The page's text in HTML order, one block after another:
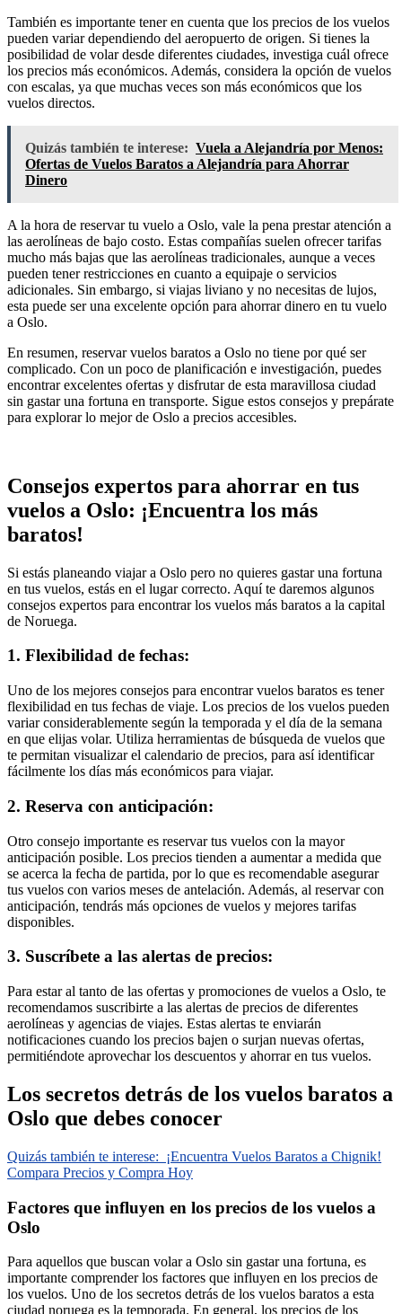
También es importante tener en cuenta que los precios de los vuelos
pueden variar dependiendo del aeropuerto de origen. Si tienes la
posibilidad de volar desde diferentes ciudades, investiga cuál ofrece
los precios más económicos. Además, considera la opción de vuelos
con escalas, ya que muchas veces son más económicos que los
vuelos directos.
Quizás también te interese: Vuela a Alejandría por Menos:
Ofertas de Vuelos Baratos a Alejandría para Ahorrar
Dinero
A la hora de reservar tu vuelo a Oslo, vale la pena prestar atención a
las aerolíneas de bajo costo. Estas compañías suelen ofrecer tarifas
mucho más bajas que las aerolíneas tradicionales, aunque a veces
pueden tener restricciones en cuanto a equipaje o servicios
adicionales. Sin embargo, si viajas liviano y no necesitas de lujos,
esta puede ser una excelente opción para ahorrar dinero en tu vuelo
a Oslo.
En resumen, reservar vuelos baratos a Oslo no tiene por qué ser
complicado. Con un poco de planificación e investigación, puedes
encontrar excelentes ofertas y disfrutar de esta maravillosa ciudad
sin gastar una fortuna en transporte. Sigue estos consejos y prepárate
para explorar lo mejor de Oslo a precios accesibles.
Consejos expertos para ahorrar en tus
vuelos a Oslo: ¡Encuentra los más
baratos!
Si estás planeando viajar a Oslo pero no quieres gastar una fortuna
en tus vuelos, estás en el lugar correcto. Aquí te daremos algunos
consejos expertos para encontrar los vuelos más baratos a la capital
de Noruega.
1. Flexibilidad de fechas:
Uno de los mejores consejos para encontrar vuelos baratos es tener
flexibilidad en tus fechas de viaje. Los precios de los vuelos pueden
variar considerablemente según la temporada y el día de la semana
en que elijas volar. Utiliza herramientas de búsqueda de vuelos que
te permitan visualizar el calendario de precios, para así identificar
fácilmente los días más económicos para viajar.
2. Reserva con anticipación:
Otro consejo importante es reservar tus vuelos con la mayor
anticipación posible. Los precios tienden a aumentar a medida que
se acerca la fecha de partida, por lo que es recomendable asegurar
tus vuelos con varios meses de antelación. Además, al reservar con
anticipación, tendrás más opciones de vuelos y mejores tarifas
disponibles.
3. Suscríbete a las alertas de precios:
Para estar al tanto de las ofertas y promociones de vuelos a Oslo, te
recomendamos suscribirte a las alertas de precios de diferentes
aerolíneas y agencias de viajes. Estas alertas te enviarán
notificaciones cuando los precios bajen o surjan nuevas ofertas,
permitiéndote aprovechar los descuentos y ahorrar en tus vuelos.
Los secretos detrás de los vuelos baratos a
Oslo que debes conocer
Quizás también te interese: ¡Encuentra Vuelos Baratos a Chignik!
Compara Precios y Compra Hoy
Factores que influyen en los precios de los vuelos a
Oslo
Para aquellos que buscan volar a Oslo sin gastar una fortuna, es
importante comprender los factores que influyen en los precios de
los vuelos. Uno de los secretos detrás de los vuelos baratos a esta
ciudad noruega es la temporada. En general, los precios de los